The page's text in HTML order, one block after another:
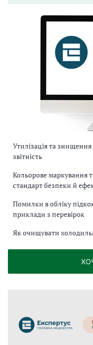
Утилізація та
звітність
Кольорове маркування
стандарт безпеки й
Помилки в обліку
приклади з перевірок
Як очищувати